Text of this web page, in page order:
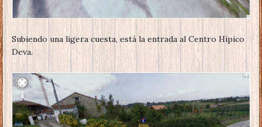
Subiendo una ligera cuesta, está la entrada al Centro Hípico
Deva.